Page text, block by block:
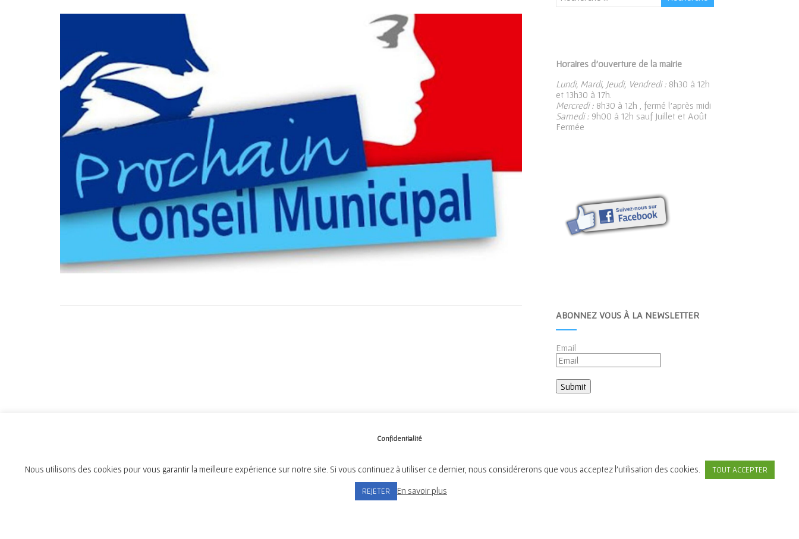
Horaires d’ouverture de la mairie
Lundi, Mardi, Jeudi, Vendredi :8h30 à 12h
et 13h30 à 17h.
Mercredi :8h30 à 12h , fermé l’après midi
Samedi :9h00 à 12h sauf Juillet et Août
Fermée
ABONNEZ VOUS À LA NEWSLETTER
Email
Mairie de Tréméven
Place de l'Église, 29300 Tréméven
Confidentialité
Nous utilisons des cookies pour vous garantir la meilleure expérience sur notre site. Si vous continuez à utiliser ce dernier, nous considérerons que vous acceptez l'utilisation des cookies. TOUT ACCEPTER
REJETER En savoir plus